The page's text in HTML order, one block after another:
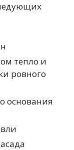
тепло и
ровного
основания